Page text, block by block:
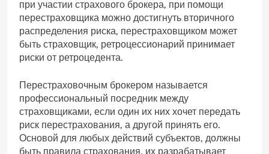
при участии страхового брокера, при помощи
перестраховщика можно достигнуть вторичного
распределения риска, перестраховщиком может
быть страховщик, ретроцессионарий принимает
риски от ретроцедента.
Перестраховочным брокером называется
профессиональный посредник между
страховщиками, если один их них хочет передать
риск перестрахования, а другой принять его.
Основой для любых действий субъектов, должны
быть правила страхования, их разрабатывает